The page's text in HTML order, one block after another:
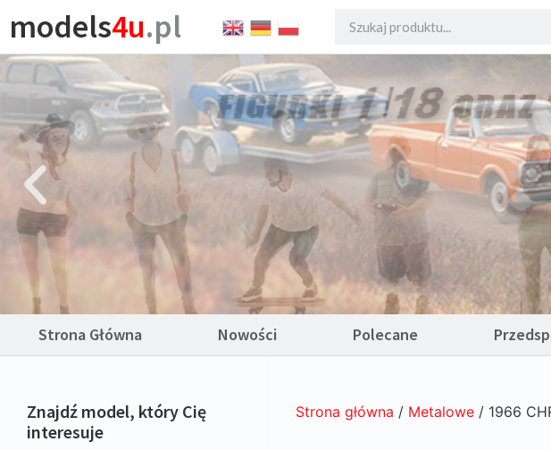
models4u.pl
Strona Główna Nowości Polecane
Znajdź model, który Cię
interesuje
Strona główna / Metalowe/ 1966